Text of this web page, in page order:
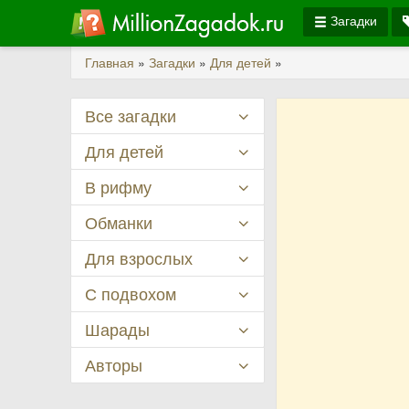
Загадки
Главная » Загадки » Для детей »
Все загадки
Для детей
В рифму
Обманки
Для взрослых
С подвохом
Шарады
Авторы